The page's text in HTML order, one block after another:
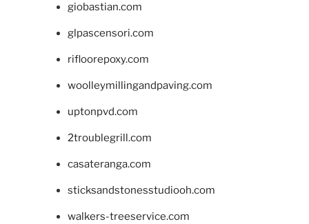
giobastian.com
glpascensori.com
rifloorepoxy.com
woolleymillingandpaving.com
uptonpvd.com
2troublegrill.com
casateranga.com
sticksandstonesstudiooh.com
walkers-treeservice.com